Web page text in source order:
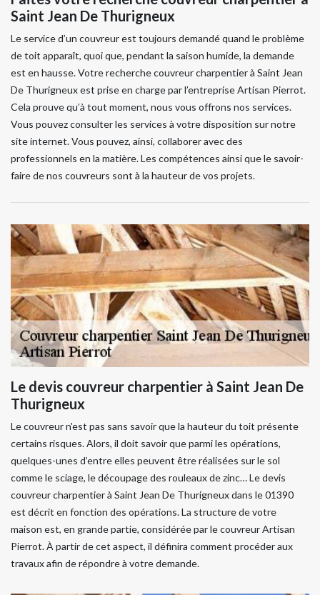
Saint Jean De Thurigneux
Le service d’un couvreur est toujours demandé quand le problème
de toit apparaît, quoi que, pendant la saison humide, la demande
est en hausse. Votre recherche couvreur charpentier à Saint Jean
De Thurigneux est prise en charge par l’entreprise Artisan Pierrot.
Cela prouve qu’à tout moment, nous vous offrons nos services.
Vous pouvez consulter les services à votre disposition sur notre
site internet. Vous pouvez, ainsi, collaborer avec des
professionnels en la matière. Les compétences ainsi que le savoir-
faire de nos couvreurs sont à la hauteur de vos projets.
Le devis couvreur charpentier à Saint Jean De
Thurigneux
Le couvreur n'est pas sans savoir que la hauteur du toit présente
certains risques. Alors, il doit savoir que parmi les opérations,
quelques-unes d’entre elles peuvent être réalisées sur le sol
comme le sciage, le découpage des rouleaux de zinc… Le devis
couvreur charpentier à Saint Jean De Thurigneux dans le 01390
est décrit en fonction des opérations. La structure de votre
maison est, en grande partie, considérée par le couvreur Artisan
Pierrot. À partir de cet aspect, il définira comment procéder aux
travaux afin de répondre à votre demande.